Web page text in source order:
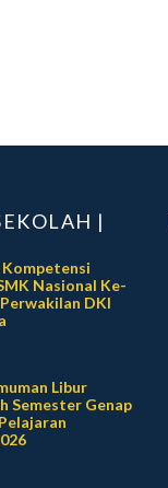
|
Kompetensi
Nasional Ke-
DKI
Libur
Semester Genap